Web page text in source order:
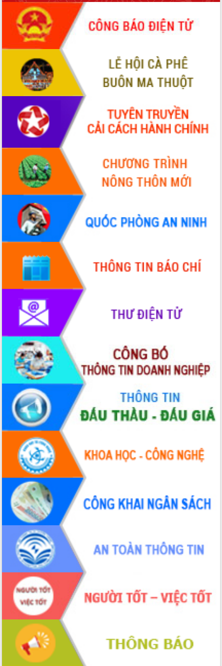
Phát động chiến dịch 30 ngày đêm
giải phóng mặt bằng Tuyến đường bộ
ven biển
Đắk Lắk nỗ lực thúc đẩy tăng trưởng
kinh tế từ 10% trở lên trong Quý
II/2026
Đắk Lắk ký kết thỏa thuận hợp tác về
chuyển đổi số giai đoạn 2026 – 2030
với Tập đoàn Bưu chính Viễn thông
Việt Nam
Thứ trưởng Bộ Y tế làm việc với tỉnh
Đắk Lắk về phát triển nhân lực y tế
cho trạm y tế cấp xã
Du lịch Đắk Lắk nâng tầm trải nghiệm
du khách thông qua Hệ thống cơ sở dữ
liệu và Bản đồ số
Tập huấn ứng dụng trí tuệ nhân tạo (AI)
trong thương mại điện tử năm 2026
Đoàn đại biểu Quốc hội tỉnh Đắk Lắk
trao đổi thông tin trước Kỳ họp thứ
nhất, Quốc hội khóa XVI
Quyết liệt cải cách hành chính, khơi
thông nguồn lực phát triển
Nâng cao hiệu lực, hiệu quả HĐND
tỉnh thông qua hiện đại hóa hành chính
Xã Ea Phê gắn cải cách hành chính với
chuyển đổi số
Phó Chủ tịch Thường trực UBND tỉnh
Hồ Thị Nguyên Thảo làm việc tại Trung
tâm Phục vụ hành chính công xã Ea
Phê
Xây dựng nền hành chính số đồng
hành cùng nông dân dân, doanh nghiệp
Giai đoạn 2026-2030, Đắk Lắk phấn
đấu có 77% xã đạt chuẩn nông thôn
Chuyển đổi số 'mở đường' cho nông
nghiệp Đắk Lắk tăng trưởng bứt phá
Triển khai đồng bộ đo đạc, lập hồ sơ
địa chính, hoàn thiện cơ sở dữ liệu đất
Ứng dụng sinh trắc học - Bước tiến
trong hành trình chuyển đổi số tại Đắk
Lắk
Đắk Lắk nâng cao hiệu quả công tác
Đảng từ Sổ tay đảng viên điện tử
Đắk Lắk đẩy mạnh nuôi biển công
nghệ, hướng tới phát triển thủy sản
bền vững
Tập huấn nâng cao năng lực triển khai
chuyển đổi số cho cán bộ, công chức
cấp xã
Đắk Lắk phát động hưởng ứng Ngày
Quyền của người tiêu dùng Việt Nam
2026
Đẩy mạnh cải cách hành chính, quyết
tâm đạt được mục tiêu tăng trưởng
hai con số trong năm 2026
Tổ chức trang trọng Lễ hội Đền thờ
Lương Văn Chánh năm 2026
Phó Bí thư Tỉnh ủy Đắk Lắk Đỗ Hữu